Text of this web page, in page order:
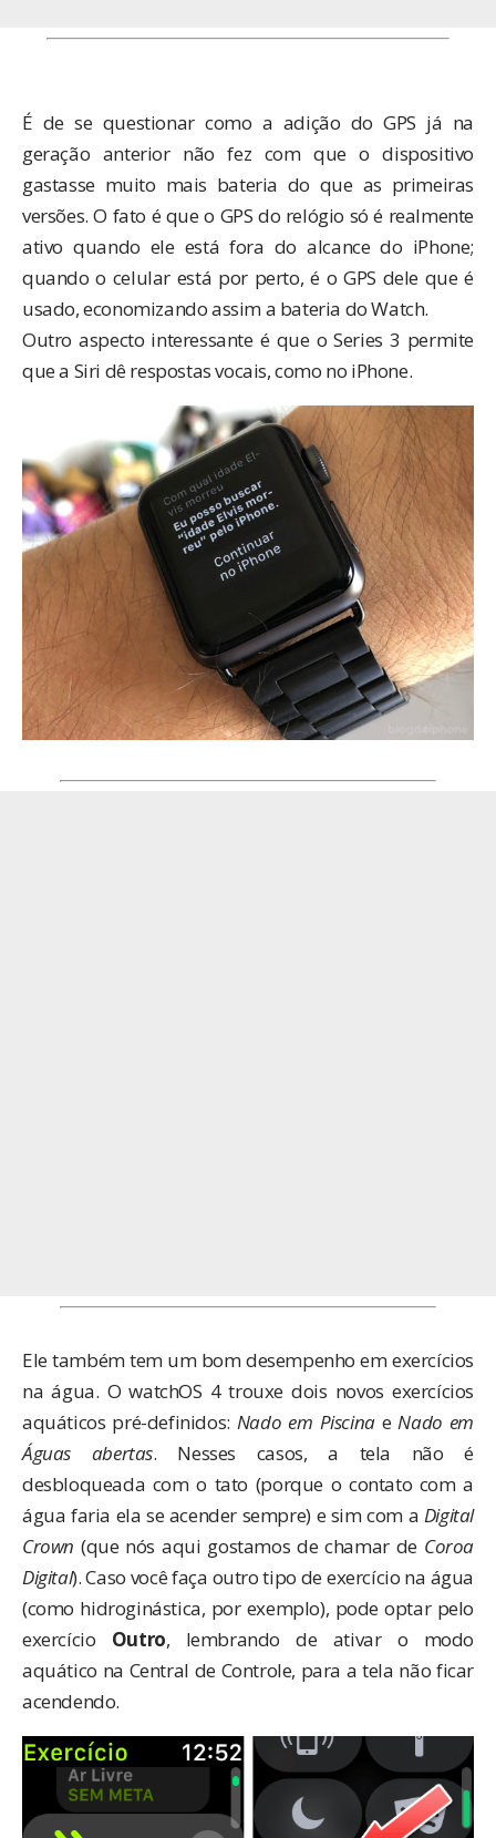
É de se questionar como a adição do GPS já na
geração anterior não fez com que o dispositivo
gastasse muito mais bateria do que as primeiras
versões. O fato é que o GPS do relógio só é realmente
ativo quando ele está fora do alcance do iPhone;
quando o celular está por perto, é o GPS dele que é
usado, economizando assim a bateria do Watch.
Outro aspecto interessante é que o Series 3 permite
que a Siri dê respostas vocais, como no iPhone.
Ele também tem um bom desempenho em exercícios
na água. O watchOS 4 trouxe dois novos exercícios
aquáticos pré-definidos: Nado em PiscinaeNado em
Águas abertas. Nesses casos, a tela não é
desbloqueada com o tato (porque o contato com a
água faria ela se acender sempre) e sim com a Digital
Crown (que nós aqui gostamos de chamar de Coroa
Digital). Caso você faça outro tipo de exercício na água
(como hidroginástica, por exemplo), pode optar pelo
exercício Outro, lembrando de ativar o modo
aquático na Central de Controle, para a tela não ficar
acendendo.